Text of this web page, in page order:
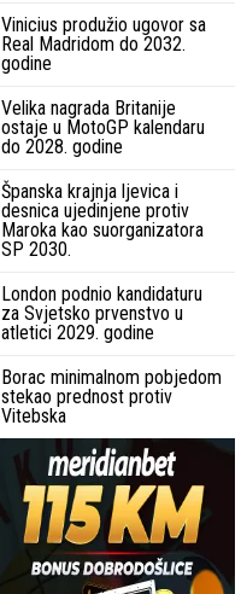
Vinicius produžio ugovor sa
Real Madridom do 2032.
godine
Velika nagrada Britanije
ostaje u MotoGP kalendaru
do 2028. godine
Španska krajnja ljevica i
desnica ujedinjene protiv
Maroka kao suorganizatora
SP 2030.
London podnio kandidaturu
za Svjetsko prvenstvo u
atletici 2029. godine
Borac minimalnom pobjedom
stekao prednost protiv
Vitebska